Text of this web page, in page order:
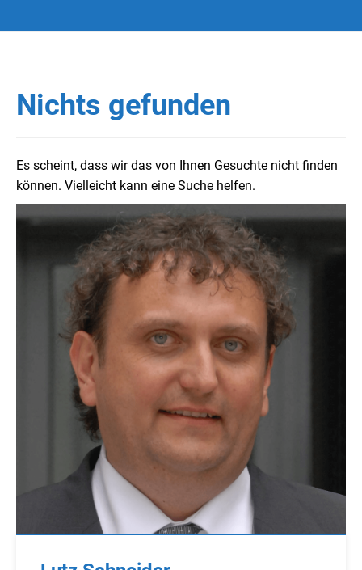
Nichts gefunden
Es scheint, dass wir das von Ihnen Gesuchte nicht finden
können. Vielleicht kann eine Suche helfen.